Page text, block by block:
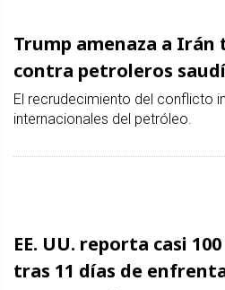
Trump amenaza a Irán
contra petroleros
El recrudecimiento del conflicto
internacionales del petróleo.
EE. UU. reporta casi
tras 11 días de